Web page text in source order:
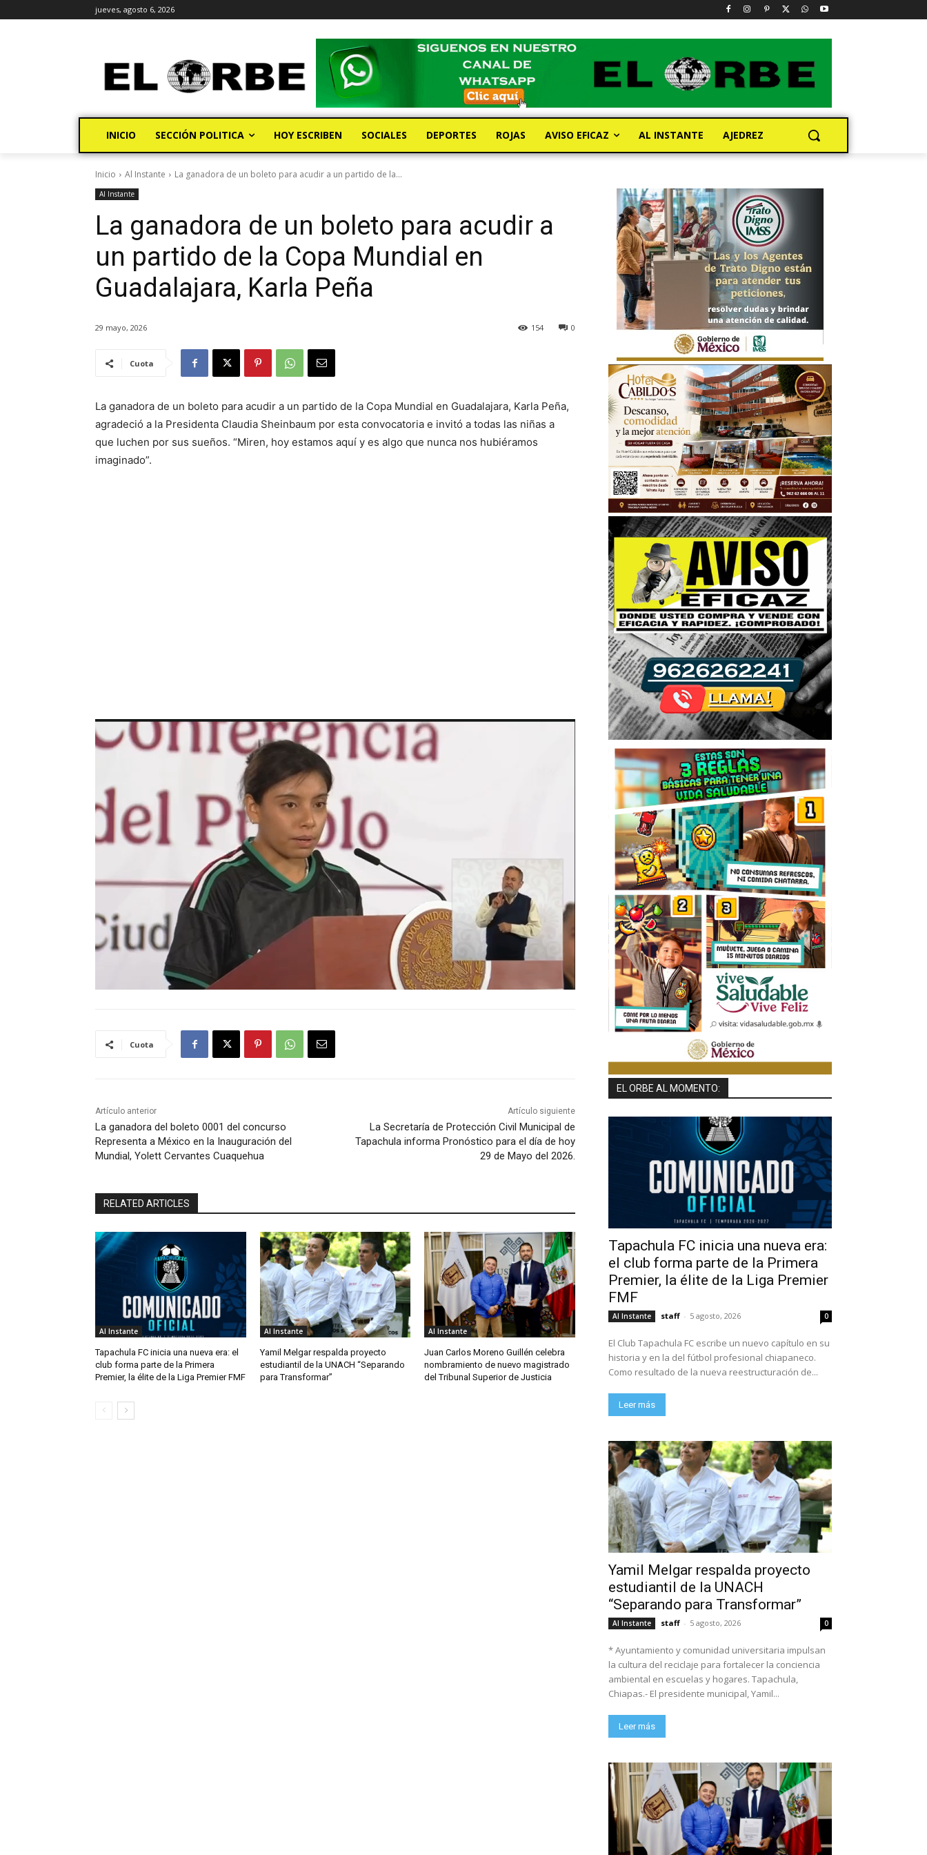
jueves, agosto 6, 2026
INICIO SECCIÓN POLITICA HOY ESCRIBEN SOCIALES DEPORTES ROJAS AVISO EFICAZ AL INSTANTE AJEDREZ
Inicio Al Instante La ganadora de un boleto para acudir a un partido de la...
Al Instante
La ganadora de un boleto para acudir a
un partido de la Copa Mundial en
Guadalajara, Karla Peña
29 mayo, 2026 0
154
Cuota
La ganadora de un boleto para acudir a un partido de la Copa Mundial en Guadalajara, Karla Peña,
agradeció a la Presidenta Claudia Sheinbaum por esta convocatoria e invitó a todas las niñas a
que luchen por sus sueños. “Miren, hoy estamos aquí y es algo que nunca nos hubiéramos
imaginado”.
Cuota
Artículo anterior
La ganadora del boleto 0001 del concurso
Representa a México en la Inauguración del
Mundial, Yolett Cervantes Cuaquehua
Artículo siguiente
La Secretaría de Protección Civil Municipal de
Tapachula informa Pronóstico para el día de hoy
29 de Mayo del 2026.
RELATED ARTICLES
Al Instante
Tapachula FC inicia una nueva era: el
club forma parte de la Primera
Premier, la élite de la Liga Premier FMF
Al Instante
Yamil Melgar respalda proyecto
estudiantil de la UNACH “Separando
para Transformar”
Al Instante
Juan Carlos Moreno Guillén celebra
nombramiento de nuevo magistrado
del Tribunal Superior de Justicia
EL ORBE AL MOMENTO:
Tapachula FC inicia una nueva era:
el club forma parte de la Primera
Premier, la élite de la Liga Premier
FMF
Al Instante staff - 5 agosto, 2026 0
El Club Tapachula FC escribe un nuevo capítulo en su
historia y en la del fútbol profesional chiapaneco.
Como resultado de la nueva reestructuración de...
Leer más
Yamil Melgar respalda proyecto
estudiantil de la UNACH
“Separando para Transformar”
Al Instante staff - 5 agosto, 2026 0
* Ayuntamiento y comunidad universitaria impulsan
la cultura del reciclaje para fortalecer la conciencia
ambiental en escuelas y hogares. Tapachula,
Chiapas.- El presidente municipal, Yamil...
Leer más